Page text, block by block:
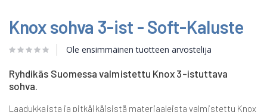
to
the
beginning
of
images
gallery
Knox sohva 3-ist - Soft-Kaluste
Ole ensimmäinen tuotteen arvostelija
Ryhdikäs Suomessa valmistettu Knox 3-istuttava
sohva.
Laadukkaista ja pitkäikäisistä materiaaleista valmistettu Knox